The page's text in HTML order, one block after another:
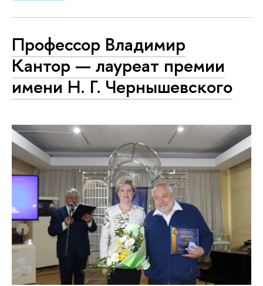
Профессор Владимир
Кантор — лауреат премии
имени Н. Г. Чернышевского